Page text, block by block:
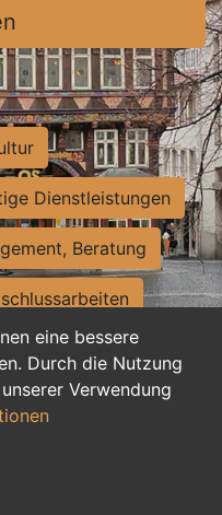
eine bessere
Durch die Nutzung
Verwendung
Dienstleistungen
Beratung
Sekretariat
Ausbildung